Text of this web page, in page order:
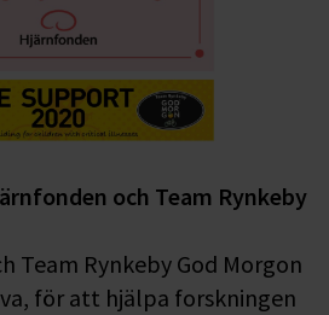
och Team Rynkeby
Team Rynkeby God Morgon
för att hjälpa forskningen